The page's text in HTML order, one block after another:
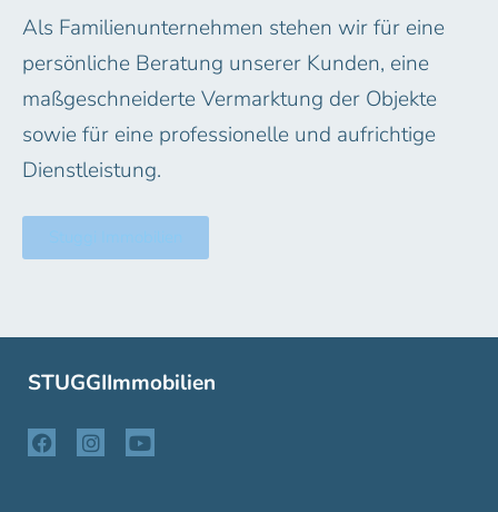
Als Familienunternehmen stehen wir für eine
persönliche Beratung unserer Kunden, eine
maßgeschneiderte Vermarktung der Objekte
sowie für eine professionelle und aufrichtige
Dienstleistung.
STUGGIImmobilien